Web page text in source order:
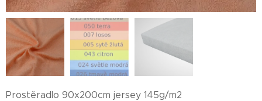
Prostěradlo 90x200cm jersey 145g/m2